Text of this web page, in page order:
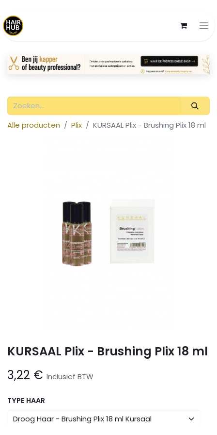
Alle producten Plix KURSAAL Plix - Brushing Plix 18 ml
KURSAAL Plix - Brushing Plix 18 ml
3,22 € Inclusief BTW
TYPE HAAR